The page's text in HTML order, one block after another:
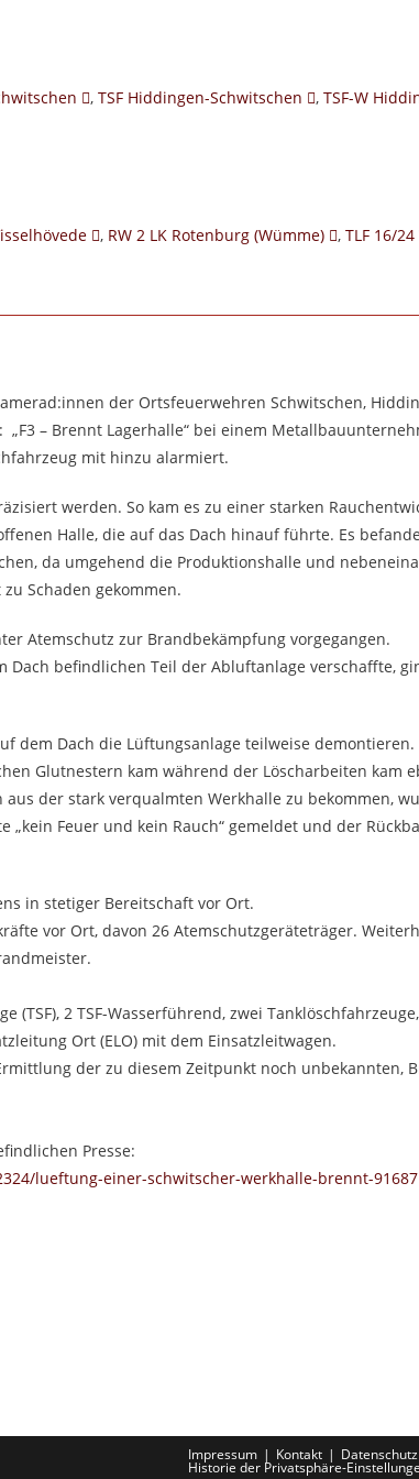
,TSF Hiddingen-Schwitschen ,TSF-W
, RW 2 LK Rotenburg (Wümme) ,TLF 16/
der Ortsfeuerwehren Schwitschen,
– Brennt Lagerhalle“ bei einem
mit hinzu alarmiert.
werden. So kam es zu einer starken
Halle, die auf das Dach hinauf führte. Es
da umgehend die Produktionshalle und
Schaden gekommen.
Atemschutz zur Brandbekämpfung vorgegangen.
befindlichen Teil der Abluftanlage verschaffte,
dem Dach die Lüftungsanlage teilweise demontieren.
Glutnestern kam während der Löscharbeiten kam
der stark verqualmten Werkhalle zu bekommen,
Feuer und kein Rauch“ gemeldet und der
in stetiger Bereitschaft vor Ort.
vor Ort, davon 26 Atemschutzgeräteträger.
2 TSF-Wasserführend, zwei
Ort (ELO) mit dem Einsatzleitwagen.
der zu diesem Zeitpunkt noch unbekannten,
Presse:
lueftung-einer-schwitscher-werkhalle-brennt-
Impressum Kontakt Datenschutz
Historie der Privatsphäre-